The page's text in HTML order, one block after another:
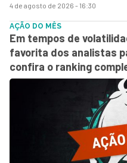
4 de agosto de 2026 - 16:30
AÇÃO DO MÊS
Em tempos de
favorita dos analistas
confira o ranking